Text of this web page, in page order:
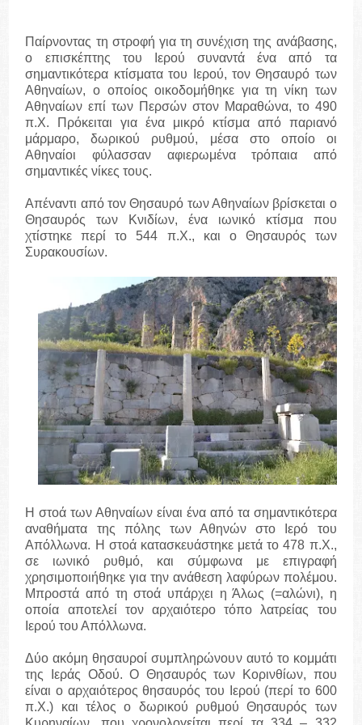
Παίρνοντας τη στροφή για τη συνέχιση της ανάβασης,
ο επισκέπτης του Ιερού συναντά ένα από τα
σημαντικότερα κτίσματα του Ιερού, τον Θησαυρό των
Αθηναίων, ο οποίος οικοδομήθηκε για τη νίκη των
Αθηναίων επί των Περσών στον Μαραθώνα, το 490
π.Χ. Πρόκειται για ένα μικρό κτίσμα από παριανό
μάρμαρο, δωρικού ρυθμού, μέσα στο οποίο οι
Αθηναίοι φύλασσαν αφιερωμένα τρόπαια από
σημαντικές νίκες τους.
Απέναντι από τον Θησαυρό των Αθηναίων βρίσκεται ο
Θησαυρός των Κνιδίων, ένα ιωνικό κτίσμα που
χτίστηκε περί το 544 π.Χ., και ο Θησαυρός των
Συρακουσίων.
Η στοά των Αθηναίων είναι ένα από τα σημαντικότερα
αναθήματα της πόλης των Αθηνών στο Ιερό του
Απόλλωνα. Η στοά κατασκευάστηκε μετά το 478 π.Χ.,
σε ιωνικό ρυθμό, και σύμφωνα με επιγραφή
χρησιμοποιήθηκε για την ανάθεση λαφύρων πολέμου.
Μπροστά από τη στοά υπάρχει η Άλως (=αλώνι), η
οποία αποτελεί τον αρχαιότερο τόπο λατρείας του
Ιερού του Απόλλωνα.
Δύο ακόμη θησαυροί συμπληρώνουν αυτό το κομμάτι
της Ιεράς Οδού. Ο Θησαυρός των Κορινθίων, που
είναι ο αρχαιότερος θησαυρός του Ιερού (περί το 600
π.Χ.) και τέλος ο δωρικού ρυθμού Θησαυρός των